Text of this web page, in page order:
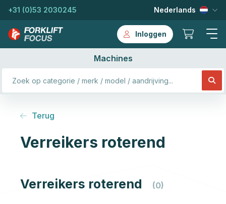
+31 (0)53 2030245 Nederlands
Inloggen
Machines
Terug
Verreikers roterend
Verreikers roterend (0)